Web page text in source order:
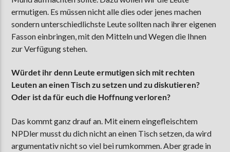
ermutigen. Es müssen nicht alle dies oder jenes machen
sondern unterschiedlichste Leute sollten nach ihrer eigenen
Fasson einbringen, mit den Mitteln und Wegen die Ihnen
zur Verfügung stehen.
Würdet ihr denn Leute ermutigen sich mit rechten
Leuten an einen Tisch zu setzen und zu diskutieren?
Oder ist da für euch die Hoffnung verloren?
Das kommt ganz drauf an. Mit einem eingefleischtem
NPDler musst du dich nicht an einen Tisch setzen, da wird
argumentativ nicht so viel bei rumkommen. Aber grade in